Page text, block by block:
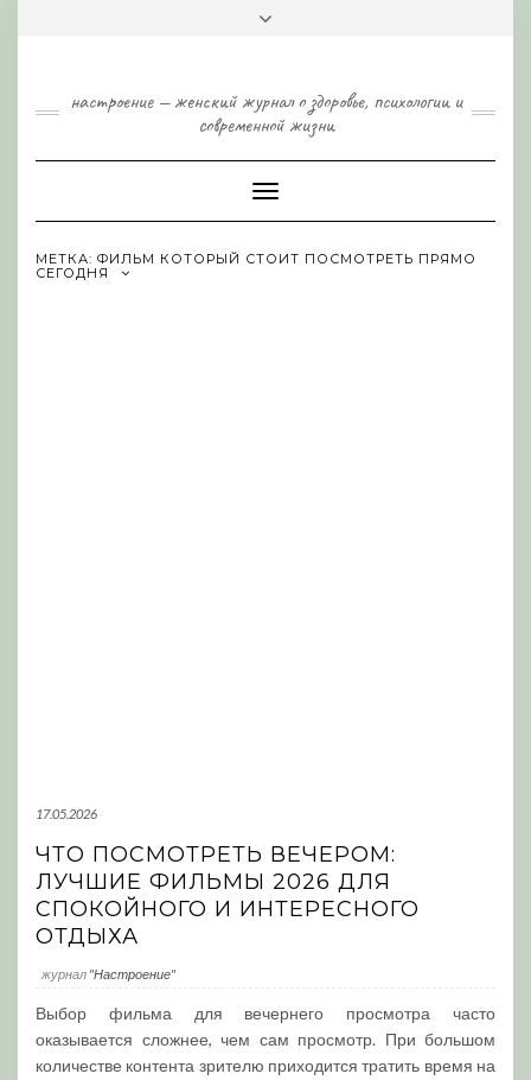
настроение — женский журнал о здоровье, психологии и
современной жизни
Toggle
Navigation
МЕТКА: ФИЛЬМ КОТОРЫЙ СТОИТ ПОСМОТРЕТЬ ПРЯМО
СЕГОДНЯ
17.05.2026
ЧТО ПОСМОТРЕТЬ ВЕЧЕРОМ:
ЛУЧШИЕ ФИЛЬМЫ 2026 ДЛЯ
СПОКОЙНОГО И ИНТЕРЕСНОГО
ОТДЫХА
журнал "Настроение"
Выбор фильма для вечернего просмотра часто
оказывается сложнее, чем сам просмотр. При большом
количестве контента зрителю приходится тратить время на